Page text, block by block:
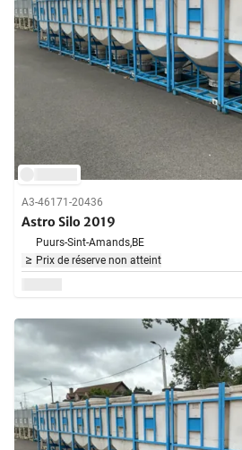
A3-46171-20436
Astro Silo 2019
Puurs-Sint-Amands,BE
Prix de réserve non atteint